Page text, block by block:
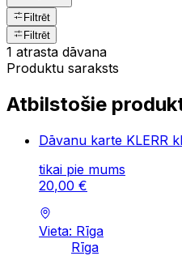
Filtrēt
Filtrēt
1 atrasta dāvana
Produktu saraksts
Atbilstošie
Dāvanu karte KLERR
tikai pie mums
20,00 €
Vieta: Rīga
Rīga